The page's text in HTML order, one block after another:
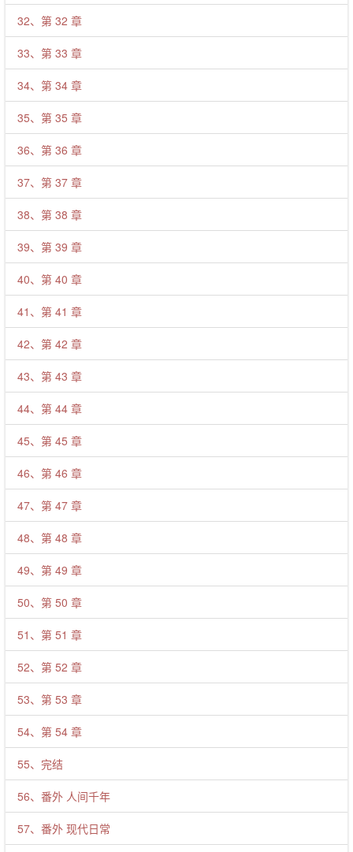
32、第 32 章
33、第 33 章
34、第 34 章
35、第 35 章
36、第 36 章
37、第 37 章
38、第 38 章
39、第 39 章
40、第 40 章
41、第 41 章
42、第 42 章
43、第 43 章
44、第 44 章
45、第 45 章
46、第 46 章
47、第 47 章
48、第 48 章
49、第 49 章
50、第 50 章
51、第 51 章
52、第 52 章
53、第 53 章
54、第 54 章
55、完结
56、番外 人间千年
57、番外 现代日常